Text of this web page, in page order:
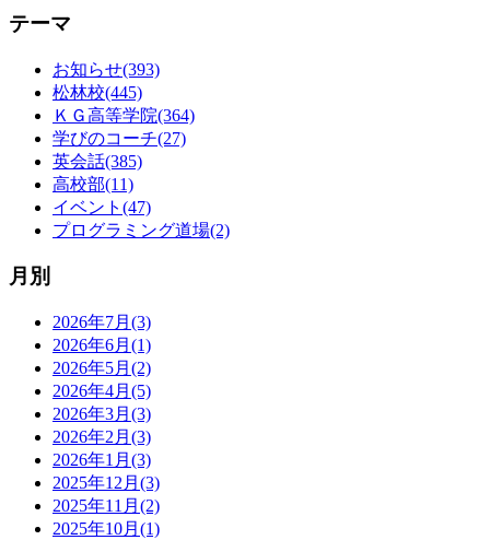
テーマ
お知らせ(393)
松林校(445)
ＫＧ高等学院(364)
学びのコーチ(27)
英会話(385)
高校部(11)
イベント(47)
プログラミング道場(2)
月別
2026年7月(3)
2026年6月(1)
2026年5月(2)
2026年4月(5)
2026年3月(3)
2026年2月(3)
2026年1月(3)
2025年12月(3)
2025年11月(2)
2025年10月(1)